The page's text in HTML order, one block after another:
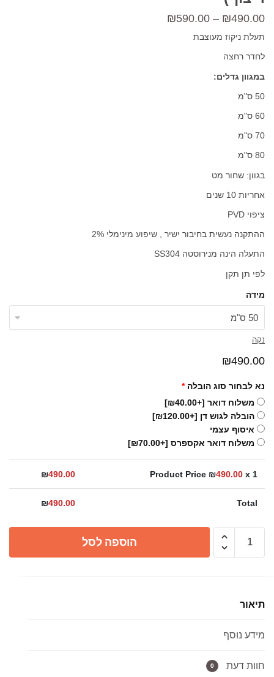
₪490.00
–
₪590.00
תעלת ניקוז מעוצבת
לחדר רחצה
במגוון גדלים:
50 ס"מ
60 ס"מ
70 ס"מ
80 ס"מ
בגוון: שחור מט
אחריות 10 שנים
ציפוי PVD
ההתקנה נעשית בחיבור ישיר , שיפוע מינימלי 2%
התעלה הינה מנירוסטה SS304
לפי תן תקן
מידה
נקה
₪490.00
נא לבחור סוג הובלה *
משלוח דואר [+₪40.00]
הובלה לגוש דן [+₪120.00]
איסוף עצמי
משלוח דואר אקספרס [+₪70.00]
Product Price ₪490.00 x 1
₪490.00
Total
₪490.00
גולדן
מט
גדלים
הוספה לסל
תיאור
מידע נוסף
חוות דעת 0